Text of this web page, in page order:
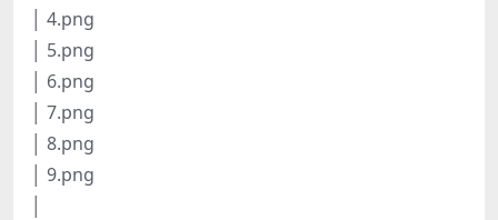
│ 4.png
│ 5.png
│ 6.png
│ 7.png
│ 8.png
│ 9.png